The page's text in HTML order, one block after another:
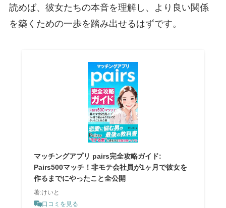
読めば、彼女たちの本音を理解し、より良い関係
を築くための一歩を踏み出せるはずです。
マッチングアプリ pairs完全攻略ガイド:
Pairs500マッチ！非モテ会社員が1ヶ月で彼女を
作るまでにやったこと全公開
著:けいと
口コミを見る